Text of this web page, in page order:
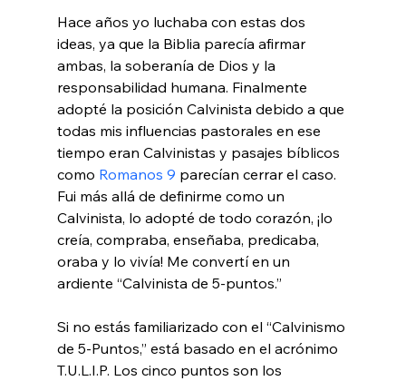
Hace años yo luchaba con estas dos
ideas, ya que la Biblia parecía afirmar
ambas, la soberanía de Dios y la
responsabilidad humana. Finalmente
adopté la posición Calvinista debido a que
todas mis influencias pastorales en ese
tiempo eran Calvinistas y pasajes bíblicos
como Romanos 9 parecían cerrar el caso.
Fui más allá de definirme como un
Calvinista, lo adopté de todo corazón, ¡lo
creía, compraba, enseñaba, predicaba,
oraba y lo vivía! Me convertí en un
ardiente “Calvinista de 5-puntos.”
Si no estás familiarizado con el “Calvinismo
de 5-Puntos,” está basado en el acrónimo
T.U.L.I.P. Los cinco puntos son los